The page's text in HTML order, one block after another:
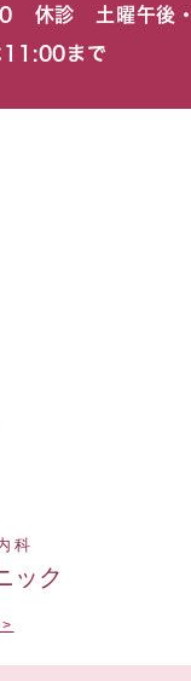
診 土曜午後・
11:00まで
科
ック